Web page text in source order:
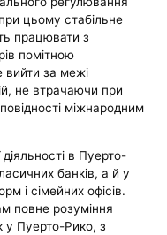
цьому стабільне
працювати з
помітною
вийти за межі
не втрачаючи при
міжнародним
діяльності в Пуерто-
банків, а й у
і сімейних офісів.
повне розуміння
у Пуерто-Рико, з